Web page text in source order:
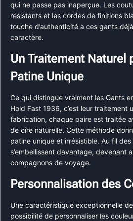
qui ne passe pas inaperçue. Les
résistants et les cordes de finitions
touche d’authenticité à ces gants
caractère.
Un Traitement Naturel
Patine Unique
Ce qui distingue vraiment les Gants
Hold Fast 1936, c’est leur traitement
fabrication, chaque paire est traitée
de cire naturelle. Cette méthode
patine unique et irrésistible. Au fil
s’embellissent davantage, devenant
compagnons de voyage.
Personnalisation des
Une caractéristique exceptionnelle
possibilité de personnaliser les